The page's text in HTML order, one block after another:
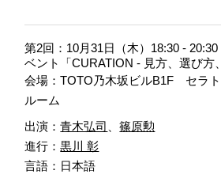
第2回：10月31日（木）18:30 -
ベント「CURATION - 見方、選び方
会場：TOTO乃木坂ビルB1F セラ
ルーム
出演：青木弘司 、篠原勲
進行：黒川 彰
言語：日本語